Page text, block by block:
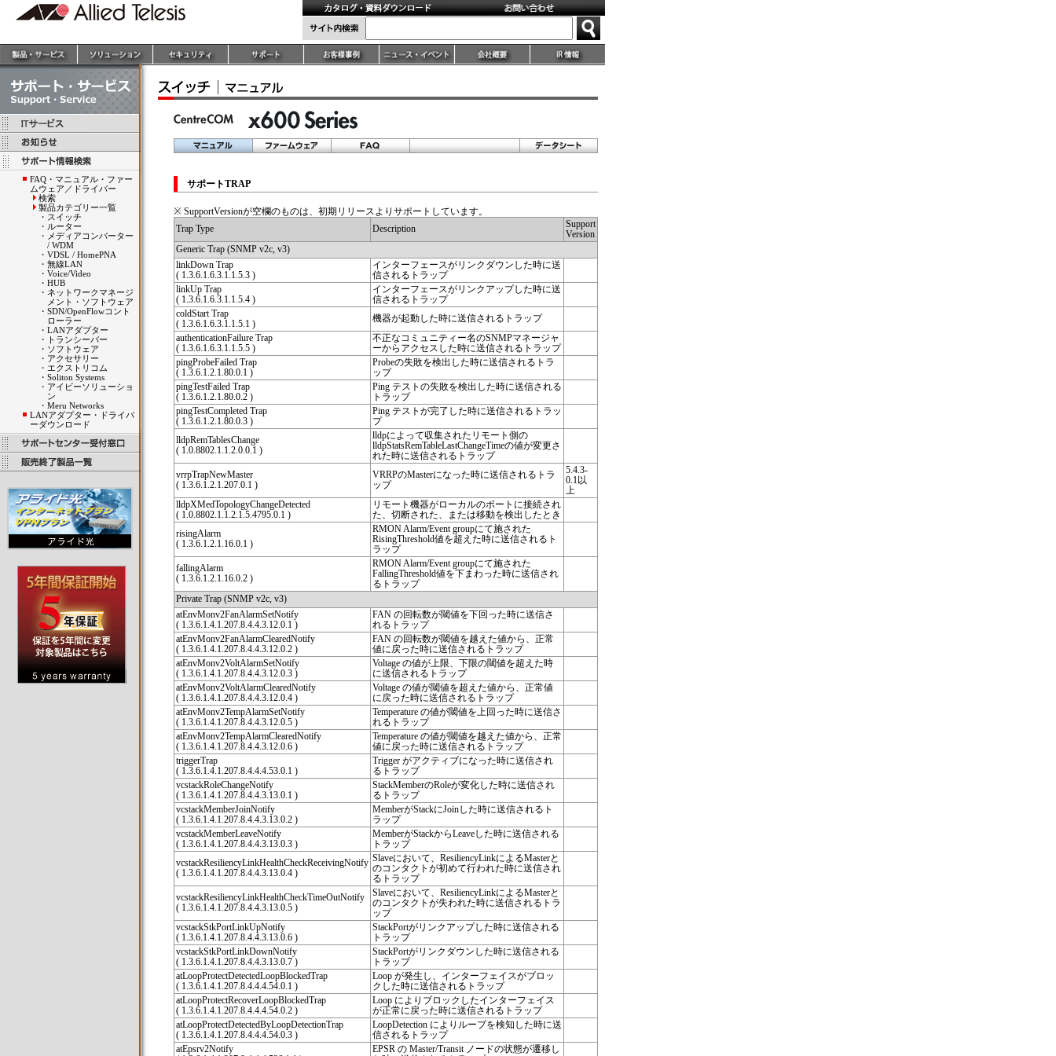
FAQ・マニュアル・ファー
ムウェア／ドライバー
検索
製品カテゴリー一覧
・ スイッチ
・ ルーター
・ メディアコンバーター
/ WDM
・ VDSL / HomePNA
・ 無線LAN
・ Voice/Video
・ HUB
・ ネットワークマネージ
メント・ソフトウェア
・ SDN/OpenFlowコント
ローラー
・ LANアダプター
・
トランシーバー
・ ソフトウェア
・ アクセサリー
・ エクストリコム
・ Soliton Systems
・ アイビーソリューショ
ン
・ Meru Networks
LANアダプター・ドライバ
ーダウンロード
サポートTRAP
※ SupportVersionが空欄のものは、初期リリースよりサポートしています。
Trap Type
Description
Support
Version
Generic Trap (SNMP v2c, v3)
linkDown Trap
( 1.3.6.1.6.3.1.1.5.3 )
インターフェースがリンクダウンした時に送
信されるトラップ
linkUp Trap
( 1.3.6.1.6.3.1.1.5.4 )
インターフェースがリンクアップした時に送
信されるトラップ
coldStart Trap
( 1.3.6.1.6.3.1.1.5.1 )
機器が起動した時に送信されるトラップ
authenticationFailure Trap
( 1.3.6.1.6.3.1.1.5.5 )
不正なコミュニティー名のSNMPマネージャ
ーからアクセスした時に送信されるトラップ
pingProbeFailed Trap
( 1.3.6.1.2.1.80.0.1 )
Probeの失敗を検出した時に送信されるトラ
ップ
pingTestFailed Trap
( 1.3.6.1.2.1.80.0.2 )
Ping テストの失敗を検出した時に送信される
トラップ
pingTestCompleted Trap
( 1.3.6.1.2.1.80.0.3 )
Ping テストが完了した時に送信されるトラッ
プ
lldpRemTablesChange
( 1.0.8802.1.1.2.0.0.1 )
lldpによって収集されたリモート側の
lldpStatsRemTableLastChangeTimeの値が変更さ
れた時に送信されるトラップ
vrrpTrapNewMaster
( 1.3.6.1.2.1.207.0.1 )
VRRPのMasterになった時に送信されるトラ
ップ
5.4.3-
0.1以
上
lldpXMedTopologyChangeDetected
( 1.0.8802.1.1.2.1.5.4795.0.1 )
リモート機器がローカルのポートに接続され
た、切断された、または移動を検出したとき
risingAlarm
( 1.3.6.1.2.1.16.0.1 )
RMON Alarm/Event groupにて施された
RisingThreshold値を超えた時に送信されるト
ラップ
fallingAlarm
( 1.3.6.1.2.1.16.0.2 )
RMON Alarm/Event groupにて施された
FallingThreshold値を下まわった時に送信され
るトラップ
Private Trap (SNMP v2c, v3)
atEnvMonv2FanAlarmSetNotify
( 1.3.6.1.4.1.207.8.4.4.3.12.0.1 )
FAN の回転数が閾値を下回った時に送信さ
れるトラップ
atEnvMonv2FanAlarmClearedNotify
( 1.3.6.1.4.1.207.8.4.4.3.12.0.2 )
FAN の回転数が閾値を越えた値から、正常
値に戻った時に送信されるトラップ
atEnvMonv2VoltAlarmSetNotify
( 1.3.6.1.4.1.207.8.4.4.3.12.0.3 )
Voltage の値が上限、下限の閾値を超えた時
に送信されるトラップ
atEnvMonv2VoltAlarmClearedNotify
( 1.3.6.1.4.1.207.8.4.4.3.12.0.4 )
Voltage の値が閾値を超えた値から、正常値
に戻った時に送信されるトラップ
atEnvMonv2TempAlarmSetNotify
( 1.3.6.1.4.1.207.8.4.4.3.12.0.5 )
Temperature の値が閾値を上回った時に送信さ
れるトラップ
atEnvMonv2TempAlarmClearedNotify
( 1.3.6.1.4.1.207.8.4.4.3.12.0.6 )
Temperature の値が閾値を越えた値から、正常
値に戻った時に送信されるトラップ
triggerTrap
( 1.3.6.1.4.1.207.8.4.4.4.53.0.1 )
Trigger がアクティブになった時に送信され
るトラップ
vcstackRoleChangeNotify
( 1.3.6.1.4.1.207.8.4.4.3.13.0.1 )
StackMemberのRoleが変化した時に送信され
るトラップ
vcstackMemberJoinNotify
( 1.3.6.1.4.1.207.8.4.4.3.13.0.2 )
MemberがStackにJoinした時に送信されるト
ラップ
vcstackMemberLeaveNotify
( 1.3.6.1.4.1.207.8.4.4.3.13.0.3 )
MemberがStackからLeaveした時に送信される
トラップ
vcstackResiliencyLinkHealthCheckReceivingNotify
( 1.3.6.1.4.1.207.8.4.4.3.13.0.4 )
Slaveにおいて、ResiliencyLinkによるMasterと
のコンタクトが初めて行われた時に送信され
るトラップ
vcstackResiliencyLinkHealthCheckTimeOutNotify
( 1.3.6.1.4.1.207.8.4.4.3.13.0.5 )
Slaveにおいて、ResiliencyLinkによるMasterと
のコンタクトが失われた時に送信されるトラ
ップ
vcstackStkPortLinkUpNotify
( 1.3.6.1.4.1.207.8.4.4.3.13.0.6 )
StackPortがリンクアップした時に送信される
トラップ
vcstackStkPortLinkDownNotify
( 1.3.6.1.4.1.207.8.4.4.3.13.0.7 )
StackPortがリンクダウンした時に送信される
トラップ
atLoopProtectDetectedLoopBlockedTrap
( 1.3.6.1.4.1.207.8.4.4.4.54.0.1 )
Loop が発生し、インターフェイスがブロッ
クした時に送信されるトラップ
atLoopProtectRecoverLoopBlockedTrap
( 1.3.6.1.4.1.207.8.4.4.4.54.0.2 )
Loop によりブロックしたインターフェイス
が正常に戻った時に送信されるトラップ
atLoopProtectDetectedByLoopDetectionTrap
( 1.3.6.1.4.1.207.8.4.4.4.54.0.3 )
LoopDetection によりループを検知した時に送
信されるトラップ
atEpsrv2Notify
EPSR の Master/Transit ノードの状態が遷移し